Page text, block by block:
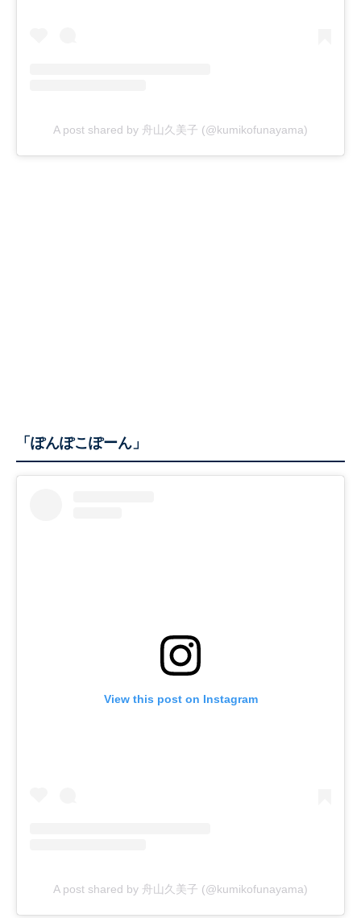
A post shared by 舟山久美子 (@kumikofunayama)
「ぽんぽこぽーん」
View this post on Instagram
A post shared by 舟山久美子 (@kumikofunayama)